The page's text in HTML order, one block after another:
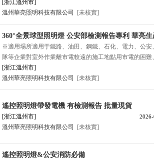
[浙江溫州市]
溫州華亮照明科技有限公司
[未核實]
360°全景球型照明燈 公安部檢測報告專利 華亮
※適用場所適用于鐵路、油田、鋼鐵、石化、電力、公安
隊等企業對室外作業離市電較遠的施工地點用市電的困難
[浙江溫州市]
溫州華亮照明科技有限公司
[未核實]
遙控照明燈帶發電機 有檢測報告 批量現貨
[浙江溫州市]
溫州華亮照明科技有限公司
[未核實]
遙控照明燈&公安消防必備